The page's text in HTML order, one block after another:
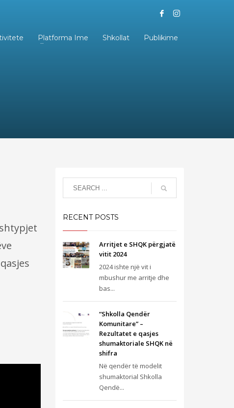
Platforma Ime Shkollat Publikime
RECENT POSTS
Arritjet e SHQK përgjatë
vitit 2024
2024 ishte një vit i
mbushur me arritje dhe
bas...
“Shkolla Qendër
Komunitare” –
Rezultatet e qasjes
shumaktoriale SHQK në
shifra
Në qendër të modelit
shumaktorial Shkolla
Qendë...